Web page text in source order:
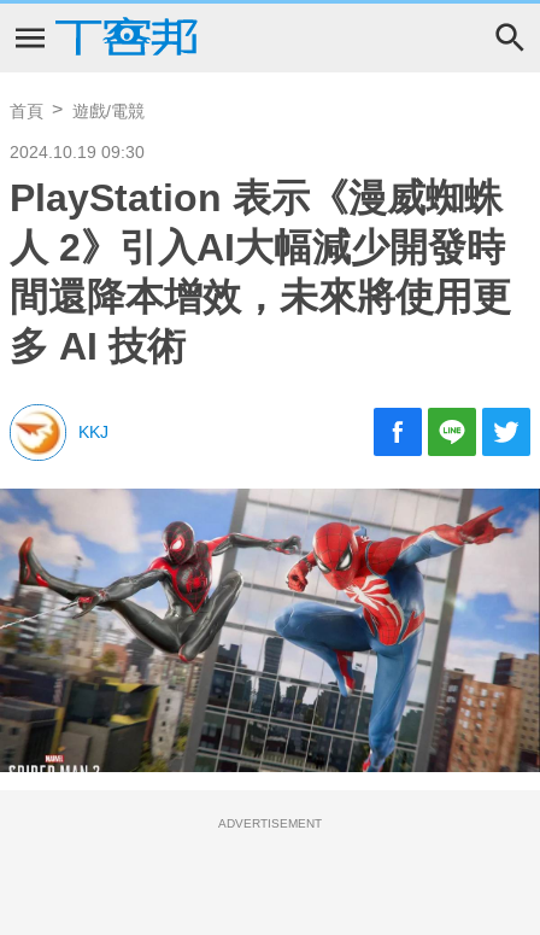
首頁 遊戲/電競
2024.10.19 09:30
PlayStation 表示《漫威蜘蛛
人 2》引入AI大幅減少開發時
間還降本增效，未來將使用更
多 AI 技術
KKJ
ADVERTISEMENT